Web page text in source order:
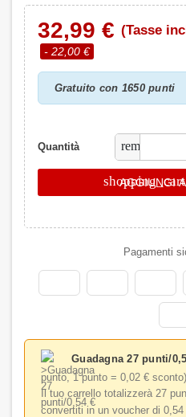
32,99 € (Tasse
- 22,00 €
Gratuito con 1650 punti
Quantità remove
shopping_cart
AGGIUNGI
Pagamenti
Guadagna 27 punti/
punto, 1 punto = 0,02 € sconto)
Il tuo carrello totalizzerà 27
convertiti in un voucher di 0,54